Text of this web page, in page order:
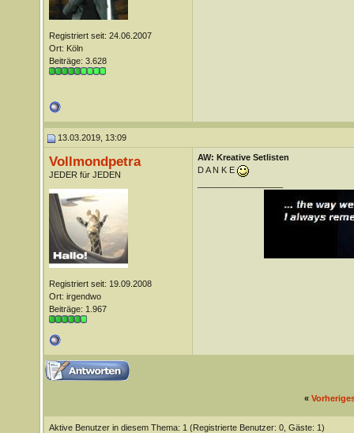
Registriert seit: 24.06.2007
Ort: Köln
Beiträge: 3.628
13.03.2019, 13:09
Vollmondpetra
JEDER für JEDEN
Registriert seit: 19.09.2008
Ort: irgendwo
Beiträge: 1.967
AW: Kreative Setlisten
D A N K E
«
Aktive Benutzer in diesem Thema: 1 (Registrierte Benutzer: 0, Gäste: 1)